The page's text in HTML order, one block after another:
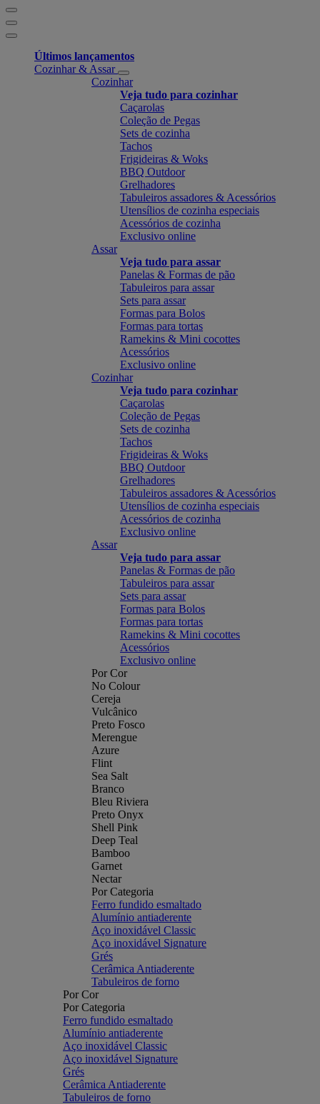
Últimos lançamentos
Cozinhar & Assar
Cozinhar
Veja tudo para cozinhar
Caçarolas
Coleção de Pegas
Sets de cozinha
Tachos
Frigideiras & Woks
BBQ Outdoor
Grelhadores
Tabuleiros assadores & Acessórios
Utensílios de cozinha especiais
Acessórios de cozinha
Exclusivo online
Assar
Veja tudo para assar
Panelas & Formas de pão
Tabuleiros para assar
Sets para assar
Formas para Bolos
Formas para tortas
Ramekins & Mini cocottes
Acessórios
Exclusivo online
Cozinhar
Veja tudo para cozinhar
Caçarolas
Coleção de Pegas
Sets de cozinha
Tachos
Frigideiras & Woks
BBQ Outdoor
Grelhadores
Tabuleiros assadores & Acessórios
Utensílios de cozinha especiais
Acessórios de cozinha
Exclusivo online
Assar
Veja tudo para assar
Panelas & Formas de pão
Tabuleiros para assar
Sets para assar
Formas para Bolos
Formas para tortas
Ramekins & Mini cocottes
Acessórios
Exclusivo online
Por Cor
No Colour
Cereja
Vulcânico
Preto Fosco
Merengue
Azure
Flint
Sea Salt
Branco
Bleu Riviera
Preto Onyx
Shell Pink
Deep Teal
Bamboo
Garnet
Nectar
Por Categoria
Ferro fundido esmaltado
Alumínio antiaderente
Aço inoxidável Classic
Aço inoxidável Signature
Grés
Cerâmica Antiaderente
Tabuleiros de forno
Por Cor
Por Categoria
Ferro fundido esmaltado
Alumínio antiaderente
Aço inoxidável Classic
Aço inoxidável Signature
Grés
Cerâmica Antiaderente
Tabuleiros de forno